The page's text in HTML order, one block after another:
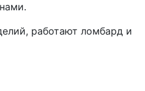
работают ломбард и